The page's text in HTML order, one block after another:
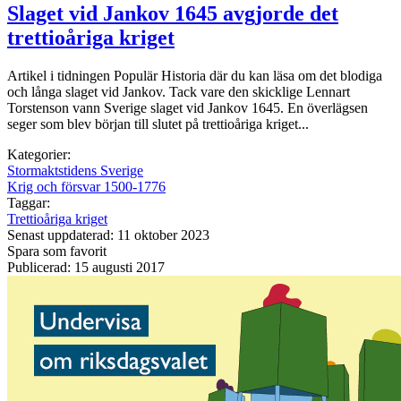
Slaget vid Jankov 1645 avgjorde det
trettioåriga kriget
Artikel i tidningen Populär Historia där du kan läsa om det blodiga
och långa slaget vid Jankov. Tack vare den skicklige Lennart
Torstenson vann Sverige slaget vid Jankov 1645. En överlägsen
seger som blev början till slutet på trettioåriga kriget...
Kategorier:
Stormaktstidens Sverige
Krig och försvar 1500-1776
Taggar:
Trettioåriga kriget
Senast uppdaterad: 11 oktober 2023
Spara som favorit
Publicerad: 15 augusti 2017